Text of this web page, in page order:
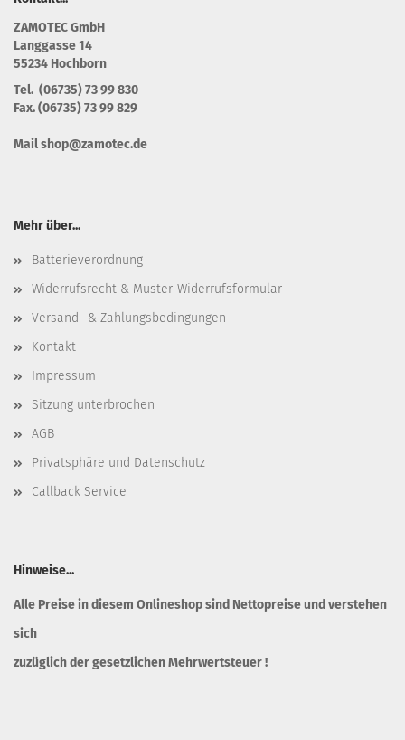
ZAMOTEC GmbH
Langgasse 14
55234 Hochborn
Tel. (06735) 73 99 830
Fax. (06735) 73 99 829
Mail shop@zamotec.de
Mehr über...
Batterieverordnung
Widerrufsrecht & Muster-Widerrufsformular
Versand- & Zahlungsbedingungen
Kontakt
Impressum
Sitzung unterbrochen
AGB
Privatsphäre und Datenschutz
Callback Service
Hinweise...
Alle Preise in diesem Onlineshop sind Nettopreise und verstehen
sich
zuzüglich der gesetzlichen Mehrwertsteuer !